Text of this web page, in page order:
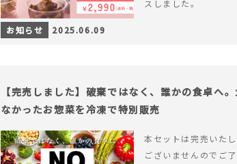
スしました。
お知らせ 2025.06.09
【完売しました】破棄ではなく、誰かの食卓へ
なかったお惣菜を冷凍で特別販売
本セットは完売いた
ございませんのでご了